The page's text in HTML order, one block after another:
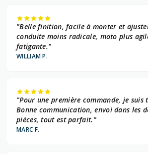
"Belle finition, facile à monter et
conduite moins radicale, moto plus
fatigante."
WILLIAM P.
"Pour une première commande, je suis
Bonne communication, envoi dans les
pièces, tout est parfait."
MARC F.